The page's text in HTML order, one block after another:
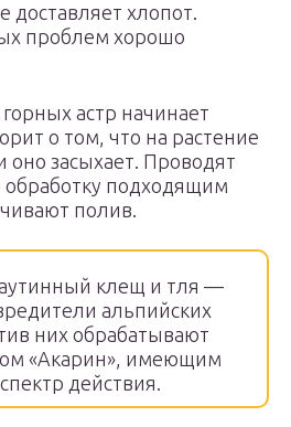
доставляет хлопот.
проблем хорошо
астр начинает
о том, что на растение
оно засыхает. Проводят
подходящим
полив.
клещ и тля —
альпийских
них обрабатывают
«Акарин», имеющим
действия.